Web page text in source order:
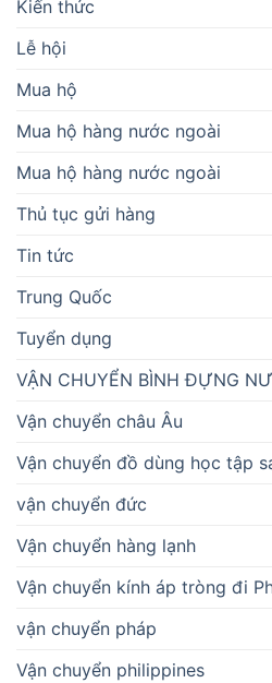
Kiến thức
Lễ hội
Mua hộ
Mua hộ hàng nước ngoài
Mua hộ hàng nước ngoài
Thủ tục gửi hàng
Tin tức
Trung Quốc
Tuyển dụng
VẬN CHUYỂN BÌNH ĐỰNG
Vận chuyển châu Âu
Vận chuyển đồ dùng học tập
vận chuyển đức
Vận chuyển hàng lạnh
Vận chuyển kính áp tròng đi
vận chuyển pháp
Vận chuyển philippines